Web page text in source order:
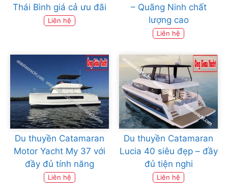
Thái Bình giá cả ưu đãi
Liên hệ
– Quãng Ninh chất
lượng cao
Liên hệ
Du thuyền Catamaran
Motor Yacht My 37 với
đầy đủ tính năng
Liên hệ
Du thuyền Catamaran
Lucia 40 siêu đẹp – đầy
đủ tiện nghi
Liên hệ